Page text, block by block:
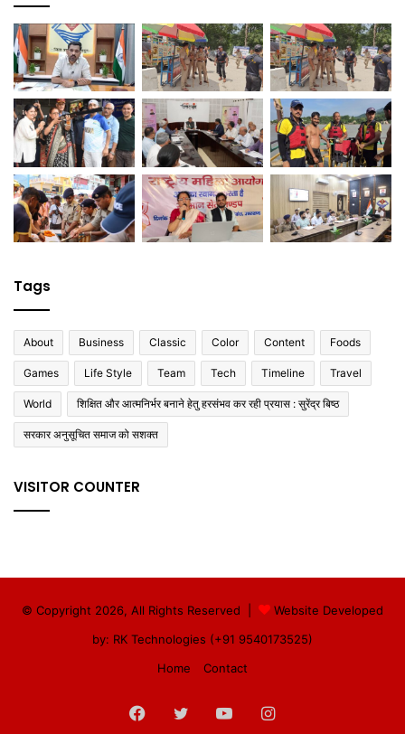
Tags
About Business Classic Color Content Foods
Games Life Style Team Tech Timeline Travel
World शिक्षित और आत्मनिर्भर बनाने हेतु हरसंभव कर रही प्रयास : सुरेंद्र बिष्ठ
सरकार अनुसूचित समाज को सशक्त
VISITOR COUNTER
© Copyright 2026, All Rights Reserved |
Website Developed
by: RK Technologies (+91 9540173525)
Home
Contact
Facebook
TwitterYouTubeInstagram